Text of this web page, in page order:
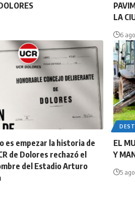
LA
6
es empezar la historia de
de Dolores rechazó el
del Estadio Arturo
EL
Y
5